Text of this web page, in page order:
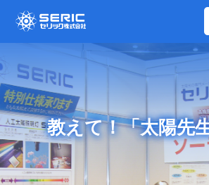
教えて！「太陽先